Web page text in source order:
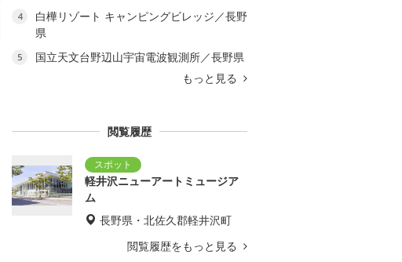
4
白樺リゾート キャンピングビレッジ／長野
県
5
国立天文台野辺山宇宙電波観測所／長野県
もっと見る
閲覧履歴
軽井沢ニューアートミュージア
ム
長野県・北佐久郡軽井沢町
閲覧履歴をもっと見る